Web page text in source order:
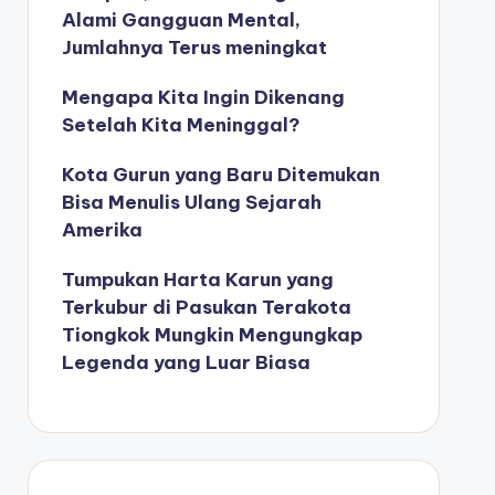
Alami Gangguan Mental,
Jumlahnya Terus meningkat
Mengapa Kita Ingin Dikenang
Setelah Kita Meninggal?
Kota Gurun yang Baru Ditemukan
Bisa Menulis Ulang Sejarah
Amerika
Tumpukan Harta Karun yang
Terkubur di Pasukan Terakota
Tiongkok Mungkin Mengungkap
Legenda yang Luar Biasa